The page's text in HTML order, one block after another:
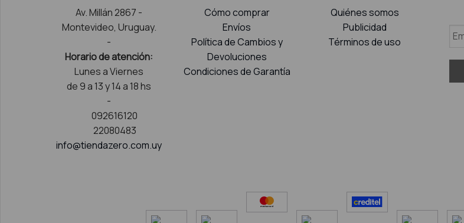
Av. Millán 2867 -
Montevideo, Uruguay.
-
Horario de atención:
Lunes a Viernes
de 9 a 13 y 14 a 18 hs
-
092616120
22080483
info@tiendazero.com.uy
Cómo comprar
Envíos
Política de Cambios y
Devoluciones
Condiciones de Garantía
Quiénes somos
Publicidad
Términos de uso